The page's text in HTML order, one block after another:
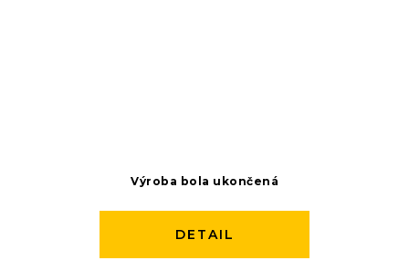
Výroba bola ukončená
DETAIL